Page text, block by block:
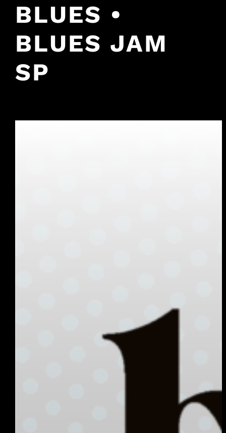
BLUES •
BLUES JAM
SP